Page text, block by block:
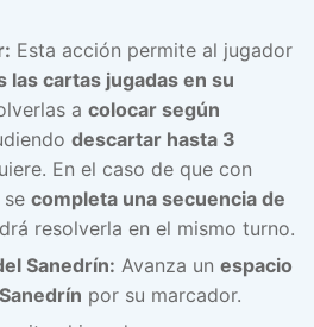
Esta acción permite al jugador
las cartas jugadas en su
a colocar según
descartar hasta 3
En el caso de que con
completa una secuencia de
resolverla en el mismo turno.
Sanedrín: Avanza un espacio
por su marcador.